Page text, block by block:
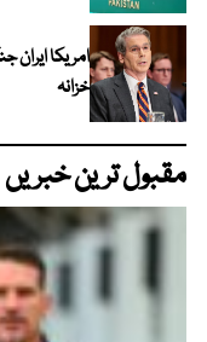
امریکا
خزانہ
مقبول ترین خبریں